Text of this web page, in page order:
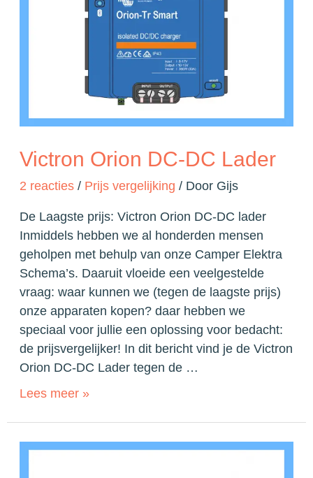
Victron Orion DC-DC Lader
2 reacties / Prijs vergelijking / Door Gijs
De Laagste prijs: Victron Orion DC-DC lader
Inmiddels hebben we al honderden mensen
geholpen met behulp van onze Camper Elektra
Schema’s. Daaruit vloeide een veelgestelde
vraag: waar kunnen we (tegen de laagste prijs)
onze apparaten kopen? daar hebben we
speciaal voor jullie een oplossing voor bedacht:
de prijsvergelijker! In dit bericht vind je de Victron
Orion DC-DC Lader tegen de …
Lees meer »